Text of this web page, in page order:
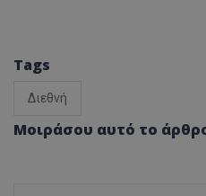
Tags
Διεθνή
Μοιράσου αυτό το